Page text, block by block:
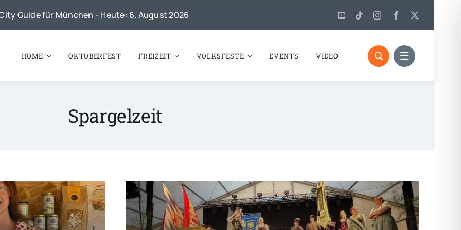
Guide für München - Heute: 6. August 2026
HOME OKTOBERFEST FREIZEIT VOLKSFESTE EVENTS VIDEO
Spargelzeit